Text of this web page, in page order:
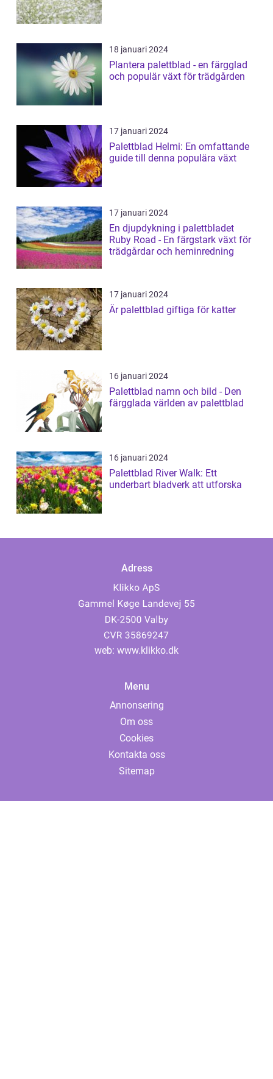
18 januari 2024
Plantera palettblad - en färgglad
och populär växt för trädgården
17 januari 2024
Palettblad Helmi: En omfattande
guide till denna populära växt
17 januari 2024
En djupdykning i palettbladet
Ruby Road - En färgstark växt för
trädgårdar och heminredning
17 januari 2024
Är palettblad giftiga för katter
16 januari 2024
Palettblad namn och bild - Den
färgglada världen av palettblad
16 januari 2024
Palettblad River Walk: Ett
underbart bladverk att utforska
Adress
web: www.klikko.dk
Menu
Annonsering
Om oss
Cookies
Kontakta oss
Sitemap